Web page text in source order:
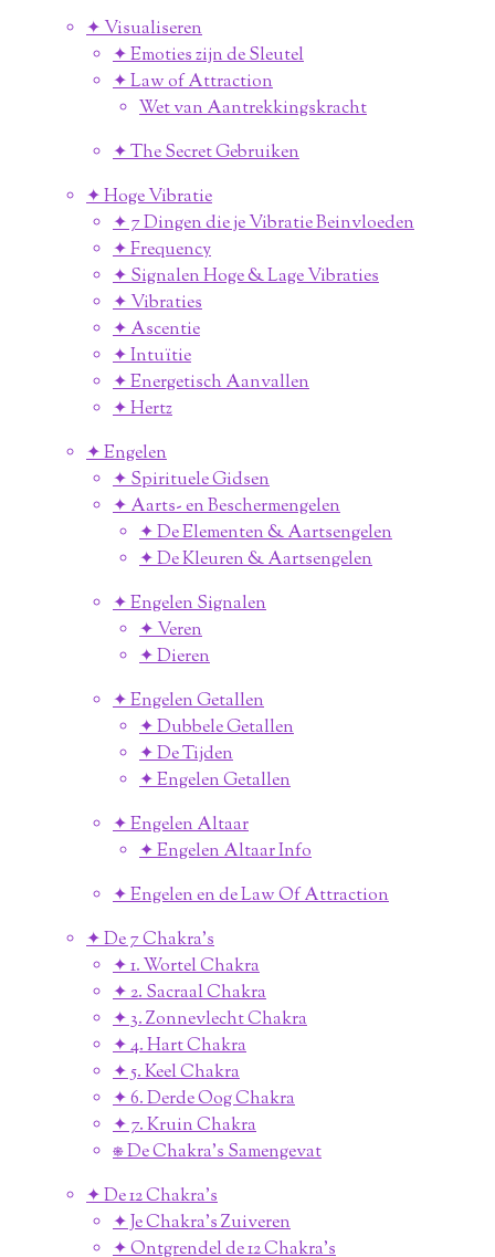
✦ Visualiseren
✦ Emoties zijn de Sleutel
✦ Law of Attraction
Wet van Aantrekkingskracht
✦ The Secret Gebruiken
✦ Hoge Vibratie
✦ 7 Dingen die je Vibratie Beinvloeden
✦ Frequency
✦ Signalen Hoge & Lage Vibraties
✦ Vibraties
✦ Ascentie
✦ Intuïtie
✦ Energetisch Aanvallen
✦ Hertz
✦ Engelen
✦ Spirituele Gidsen
✦ Aarts- en Beschermengelen
✦ De Elementen & Aartsengelen
✦ De Kleuren & Aartsengelen
✦ Engelen Signalen
✦ Veren
✦ Dieren
✦ Engelen Getallen
✦ Dubbele Getallen
✦ De Tijden
✦ Engelen Getallen
✦ Engelen Altaar
✦ Engelen Altaar Info
✦ Engelen en de Law Of Attraction
✦ De 7 Chakra's
✦ 1. Wortel Chakra
✦ 2. Sacraal Chakra
✦ 3. Zonnevlecht Chakra
✦ 4. Hart Chakra
✦ 5. Keel Chakra
✦ 6. Derde Oog Chakra
✦ 7. Kruin Chakra
⎈ De Chakra's Samengevat
✦ De 12 Chakra's
✦ Je Chakra's Zuiveren
✦ Ontgrendel de 12 Chakra's